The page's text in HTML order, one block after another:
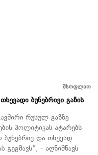
მსოფლიო
ბუნებრივი გაზის
რუსულ გაზზე
პოლიტიკას ატარებს
და თხევად
- აღნიშნავს